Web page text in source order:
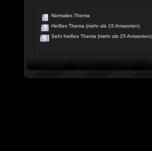
Normales Thema
Heißes Thema (mehr als 15 Antworten)
Sehr heißes Thema (mehr als 25 Antworten)